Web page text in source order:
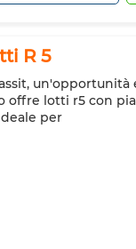
R 5
un'opportunità
offre lotti r5 con
per